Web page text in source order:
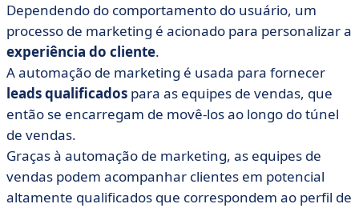
Dependendo do comportamento do usuário, um
processo de marketing é acionado para personalizar a
experiência do cliente.
A automação de marketing é usada para fornecer
leads qualificados para as equipes de vendas, que
então se encarregam de movê-los ao longo do túnel
de vendas.
Graças à automação de marketing, as equipes de
vendas podem acompanhar clientes em potencial
altamente qualificados que correspondem ao perfil de